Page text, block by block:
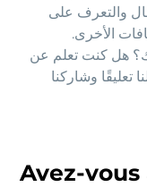
والتعرف على
الأخرى.
هل كنت تعلم عن
تعليقًا وشاركنا
Avez-